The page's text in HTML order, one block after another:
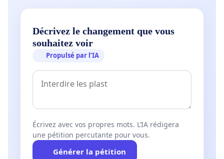
Décrivez le changement que vous
souhaitez voir
Propulsé par l’IA
Écrivez avec vos propres mots. L’IA rédigera
une pétition percutante pour vous.
Générer la pétition